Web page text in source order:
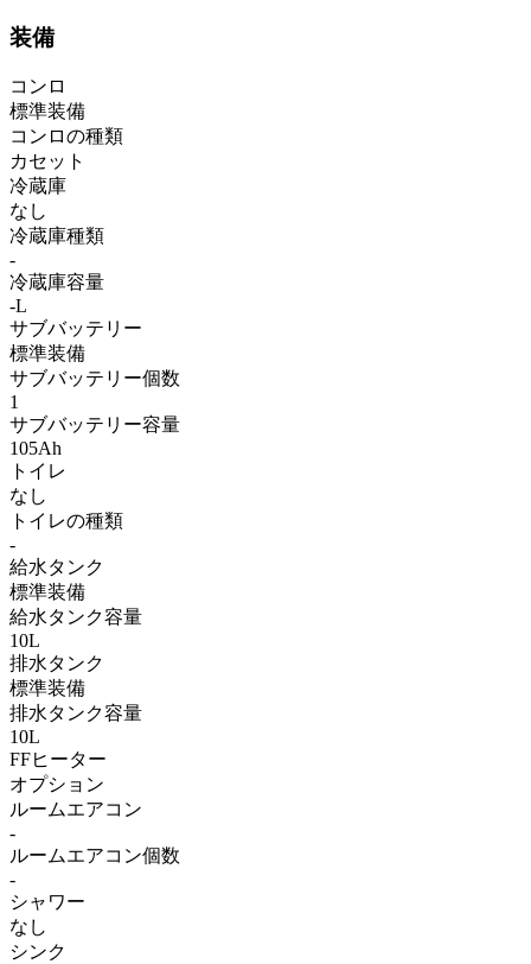
装備
コンロ
標準装備
コンロの種類
カセット
冷蔵庫
なし
冷蔵庫種類
-
冷蔵庫容量
-L
サブバッテリー
標準装備
サブバッテリー個数
1
サブバッテリー容量
105Ah
トイレ
なし
トイレの種類
-
給水タンク
標準装備
給水タンク容量
10L
排水タンク
標準装備
排水タンク容量
10L
FFヒーター
オプション
ルームエアコン
-
ルームエアコン個数
-
シャワー
なし
シンク